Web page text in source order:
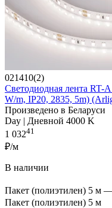
021410(2)
Светодиодная лента RT-
W/m, IP20, 2835, 5m)
Произведено в Беларуси
Day | Дневной 4000 K
1 03241
₽/м
В наличии
Пакет (полиэтилен) 5 м
Пакет (полиэтилен) 5 м